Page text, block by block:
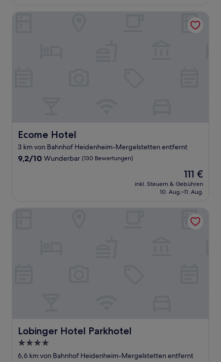
Ecome Hotel
Ecome Hotel
3 km von Bahnhof Heidenheim-Mergelstetten entfernt
9.2
9,2/10 Wunderbar (130 Bewertungen)
Der
Preis
beträgt
111 €
inkl. Steuern & Gebühren
10. Aug.–11. Aug.
Lobinger Hotel Parkhotel
Lobinger Hotel Parkhotel
4.0-
Sterne-
6,6 km von Bahnhof Heidenheim-Mergelstetten entfernt